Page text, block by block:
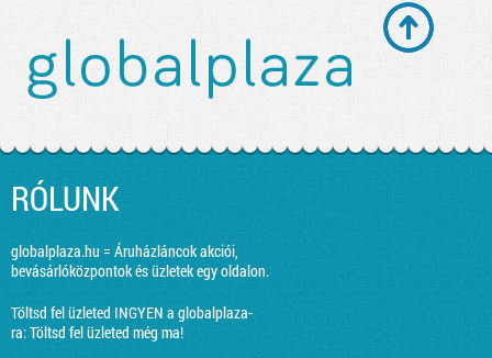
RÓLUNK
globalplaza.hu = Áruházláncok akciói,
bevásárlóközpontok és üzletek egy oldalon.
Töltsd fel üzleted INGYEN a globalplaza-
ra:Töltsd fel üzleted még ma!